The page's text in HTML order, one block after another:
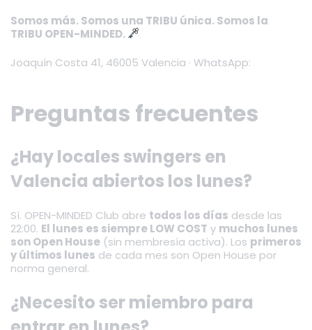
Somos más. Somos una TRIBU única. Somos la
TRIBU OPEN-MINDED.
Joaquín Costa 41, 46005 Valencia · WhatsApp:
Preguntas frecuentes
¿Hay locales swingers en
Valencia abiertos los lunes?
Sí. OPEN-MINDED Club abre todos los días desde las
22:00. El lunes es siempre LOW COST y muchos lunes
son Open House (sin membresía activa). Los primeros
y últimos lunes de cada mes son Open House por
norma general.
¿Necesito ser miembro para